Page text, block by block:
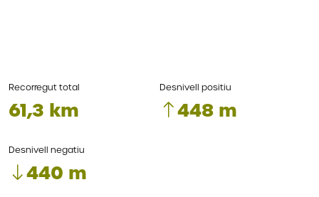
Recorregut total
61,3 km
Desnivell positiu
448 m
Desnivell negatiu
440 m